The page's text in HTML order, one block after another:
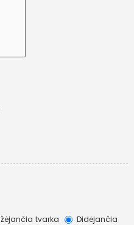
tvarka
Didėjančia